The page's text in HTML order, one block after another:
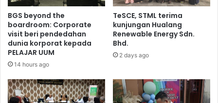
BGS beyond the
boardroom: Corporate
visit beri pendedahan
dunia korporat kepada
PELAJAR UUM
14 hours ago
TeSCE, STML terima
kunjungan Hualang
Renewable Energy Sdn.
Bhd.
2 days ago